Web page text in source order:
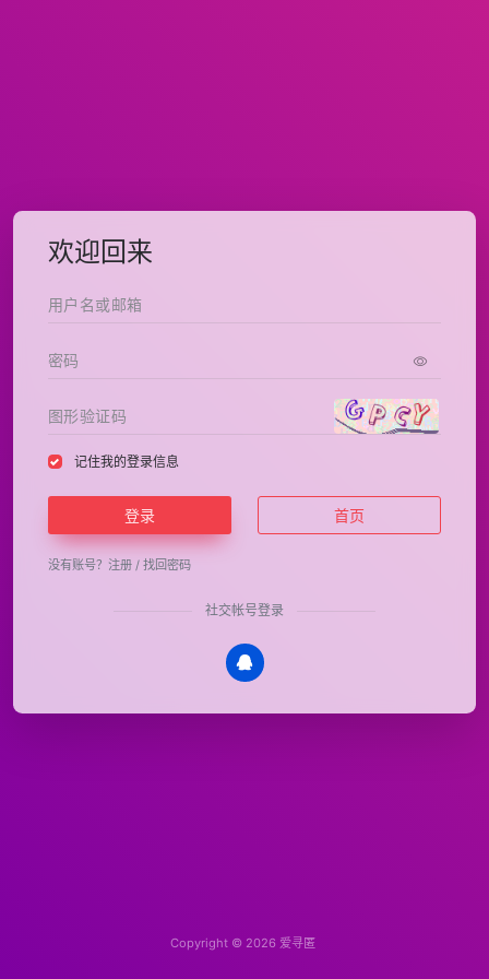
欢迎回来
记住我的登录信息
登录 首页
没有账号？ 注册 / 找回密码
社交帐号登录
Copyright © 2026 爱寻匿